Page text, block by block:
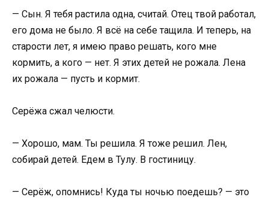
— Сын. Я тебя растила одна, считай. Отец твой работал,
его дома не было. Я всё на себе тащила. И теперь, на
старости лет, я имею право решать, кого мне
кормить, а кого — нет. Я этих детей не рожала. Лена
их рожала — пусть и кормит.
Серёжа сжал челюсти.
— Хорошо, мам. Ты решила. Я тоже решил. Лен,
собирай детей. Едем в Тулу. В гостиницу.
— Серёж, опомнись! Куда ты ночью поедешь? — это